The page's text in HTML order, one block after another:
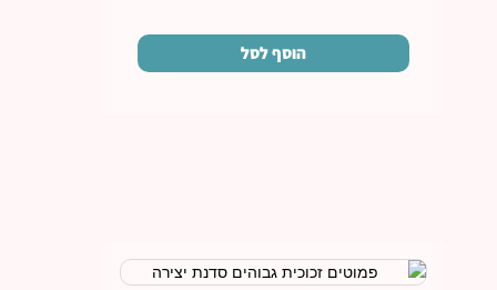
הוסף לסל